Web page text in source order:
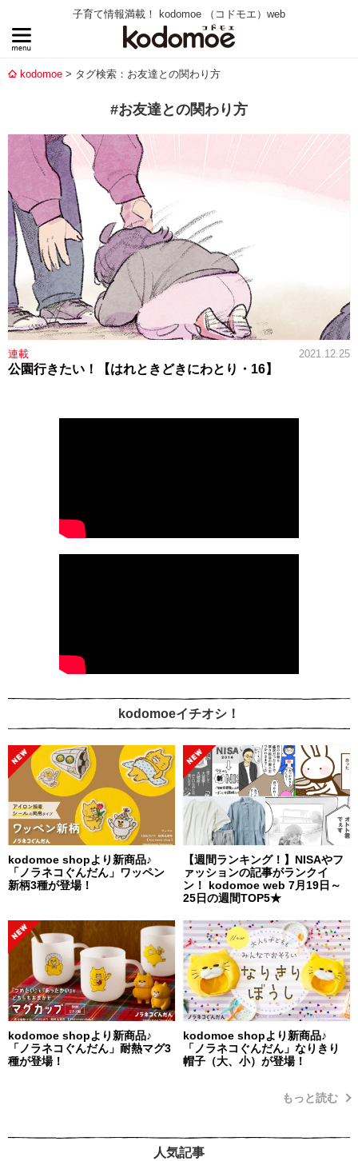
子育て情報満載！ kodomoe （コドモエ）web
kodomoe タグ検索：お友達との関わり方
#お友達との関わり方
連載 2021.12.25
公園行きたい！【はれときどきにわとり・16】
kodomoeイチオシ！
kodomoe shopより新商品♪
「ノラネコぐんだん」ワッペン
新柄3種が登場！
【週間ランキング！】NISAやフ
ァッションの記事がランクイ
ン！ kodomoe web 7月19日～
25日の週間TOP5★
kodomoe shopより新商品♪
「ノラネコぐんだん」耐熱マグ3
種が登場！
kodomoe shopより新商品♪
「ノラネコぐんだん」なりきり
帽子（大、小）が登場！
もっと読む
人気記事